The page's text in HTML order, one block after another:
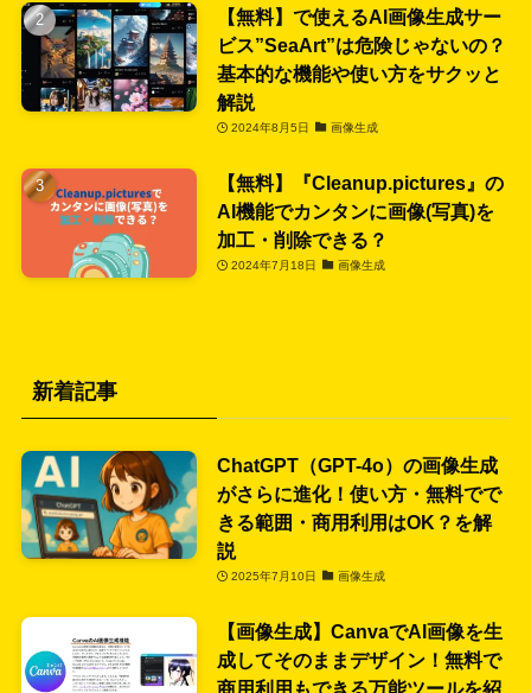
【無料】で使えるAI画像生成サー
ビス”SeaArt”は危険じゃないの？
基本的な機能や使い方をサクッと
解説
2024年8月5日 画像生成
【無料】『Cleanup.pictures』の
AI機能でカンタンに画像(写真)を
加工・削除できる？
2024年7月18日 画像生成
新着記事
ChatGPT（GPT-4o）の画像生成
がさらに進化！使い方・無料でで
きる範囲・商用利用はOK？を解
説
2025年7月10日 画像生成
【画像生成】CanvaでAI画像を生
成してそのままデザイン！無料で
商用利用もできる万能ツールを紹